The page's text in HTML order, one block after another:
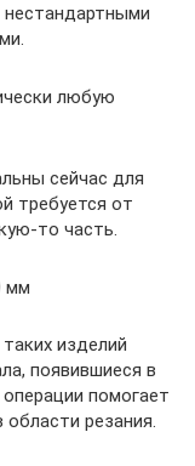
любую
сейчас для
требуется от
то часть.
мм
изделий
появившиеся в
помогает
резания.